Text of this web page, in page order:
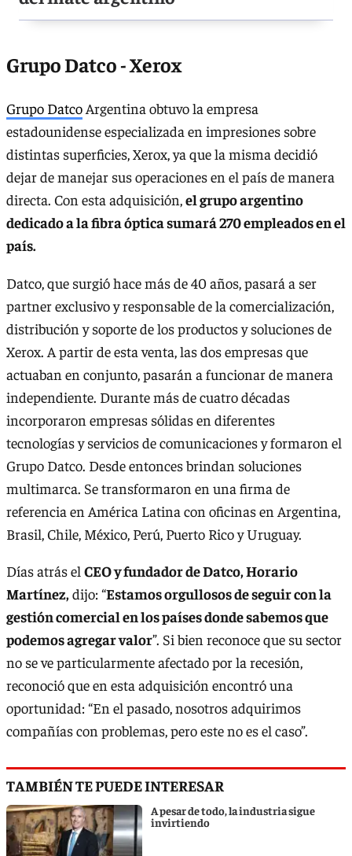
Grupo Datco - Xerox
Grupo Datco Argentina obtuvo la empresa
estadounidense especializada en impresiones sobre
distintas superficies, Xerox, ya que la misma decidió
dejar de manejar sus operaciones en el país de manera
directa. Con esta adquisición,el grupo argentino
dedicado a la fibra óptica sumará 270 empleados en el
país.
Datco, que surgió hace más de 40 años, pasará a ser
partner exclusivo y responsable de la comercialización,
distribución y soporte de los productos y soluciones de
Xerox. A partir de esta venta, las dos empresas que
actuaban en conjunto, pasarán a funcionar de manera
independiente. Durante más de cuatro décadas
incorporaron empresas sólidas en diferentes
tecnologías y servicios de comunicaciones y formaron el
Grupo Datco. Desde entonces brindan soluciones
multimarca. Se transformaron en una firma de
referencia en América Latina con oficinas en Argentina,
Brasil, Chile, México, Perú, Puerto Rico y Uruguay.
Días atrás el CEO y fundador de Datco, Horario
Martínez,dijo: “Estamos orgullosos de seguir con la
gestión comercial en los países donde sabemos que
podemos agregar valor”. Si bien reconoce que su sector
no se ve particularmente afectado por la recesión,
reconoció que en esta adquisición encontró una
oportunidad: “En el pasado, nosotros adquirimos
compañías con problemas, pero este no es el caso”.
TAMBIÉN TE PUEDE INTERESAR
A pesar de todo, la industria sigue
invirtiendo